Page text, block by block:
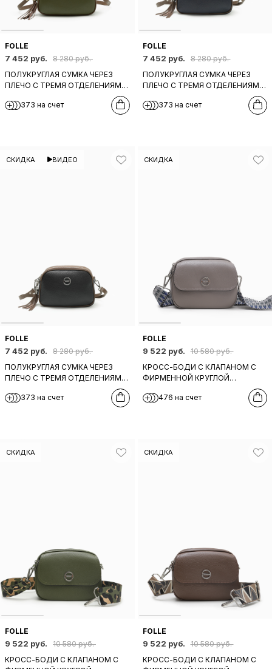
FOLLE
7 452 руб.
8 280 руб.
ПОЛУКРУГЛАЯ СУМКА ЧЕРЕЗ
ПЛЕЧО С ТРЕМЯ ОТДЕЛЕНИЯМИ
И ПУЛЛЕРОМ-КИСТОЧКОЙ ОТ
FOLLE ОЛИВКОВОГО ЦВЕТА
373 на счет
FOLLE
7 452 руб.
8 280 руб.
ПОЛУКРУГЛАЯ СУМКА ЧЕРЕЗ
ПЛЕЧО С ТРЕМЯ ОТДЕЛЕНИЯМИ
И ПУЛЛЕРОМ-КИСТОЧКОЙ ОТ
FOLLE ТЕМНО-СИНЕГО ЦВЕТА
373 на счет
СКИДКА ВИДЕО
FOLLE
7 452 руб.
8 280 руб.
ПОЛУКРУГЛАЯ СУМКА ЧЕРЕЗ
ПЛЕЧО С ТРЕМЯ ОТДЕЛЕНИЯМИ
И ПУЛЛЕРОМ-КИСТОЧКОЙ ОТ
FOLLE ЧЕРНОГО ЦВЕТА
373 на счет
СКИДКА
FOLLE
9 522 руб.
10 580 руб.
КРОСС-БОДИ C КЛАПАНОМ С
ФИРМЕННОЙ КРУГЛОЙ
ТКАНЕВЫМ РЕМНЕМ ОТ FOLLE В
476 на счет
СКИДКА
FOLLE
9 522 руб.
10 580 руб.
КРОСС-БОДИ C КЛАПАНОМ С
СКИДКА
FOLLE
9 522 руб.
10 580 руб.
КРОСС-БОДИ C КЛАПАНОМ С